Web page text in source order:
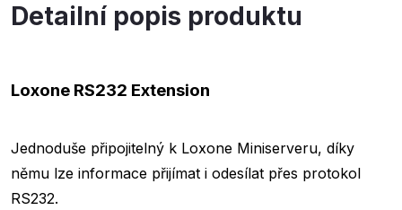
Detailní popis produktu
Loxone RS232 Extension
Jednoduše připojitelný k Loxone Miniserveru, díky
němu lze informace přijímat i odesílat přes protokol
RS232.